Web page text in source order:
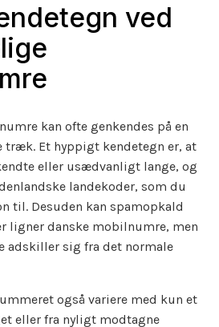
ved
kan ofte genkendes på en
Et hyppigt kendetegn er, at
eller usædvanligt lange, og
landekoder, som du
til. Desuden kan spamopkald
ligner danske mobilnumre, men
adskiller sig fra det normale
også variere med kun et
eller fra nyligt modtagne